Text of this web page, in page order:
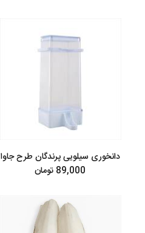
دانخوری سیلویی پرندگان طرح جاوا
89,000 تومان